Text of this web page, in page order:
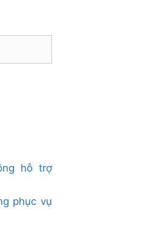
hỗ trợ
phục vụ